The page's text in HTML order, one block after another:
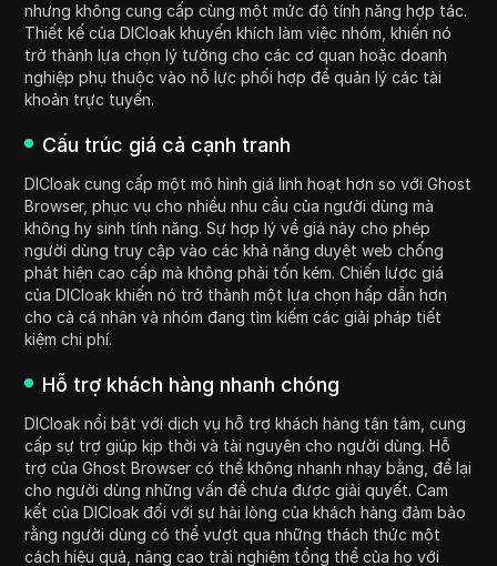
nhưng không cung cấp cùng một mức độ tính năng hợp tác.
Thiết kế của DICloak khuyến khích làm việc nhóm, khiến nó
trở thành lựa chọn lý tưởng cho các cơ quan hoặc doanh
nghiệp phụ thuộc vào nỗ lực phối hợp để quản lý các tài
khoản trực tuyến.
Cấu trúc giá cả cạnh tranh
DICloak cung cấp một mô hình giá linh hoạt hơn so với Ghost
Browser, phục vụ cho nhiều nhu cầu của người dùng mà
không hy sinh tính năng. Sự hợp lý về giá này cho phép
người dùng truy cập vào các khả năng duyệt web chống
phát hiện cao cấp mà không phải tốn kém. Chiến lược giá
của DICloak khiến nó trở thành một lựa chọn hấp dẫn hơn
cho cả cá nhân và nhóm đang tìm kiếm các giải pháp tiết
kiệm chi phí.
Hỗ trợ khách hàng nhanh chóng
DICloak nổi bật với dịch vụ hỗ trợ khách hàng tận tâm, cung
cấp sự trợ giúp kịp thời và tài nguyên cho người dùng. Hỗ
trợ của Ghost Browser có thể không nhanh nhạy bằng, để lại
cho người dùng những vấn đề chưa được giải quyết. Cam
kết của DICloak đối với sự hài lòng của khách hàng đảm bảo
rằng người dùng có thể vượt qua những thách thức một
cách hiệu quả, nâng cao trải nghiệm tổng thể của họ với